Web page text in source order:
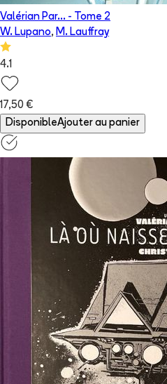
Valérian Par... - Tome 2
W. Lupano, M. Lauffray
4.1
17,50 €
DisponibleAjouter au panier